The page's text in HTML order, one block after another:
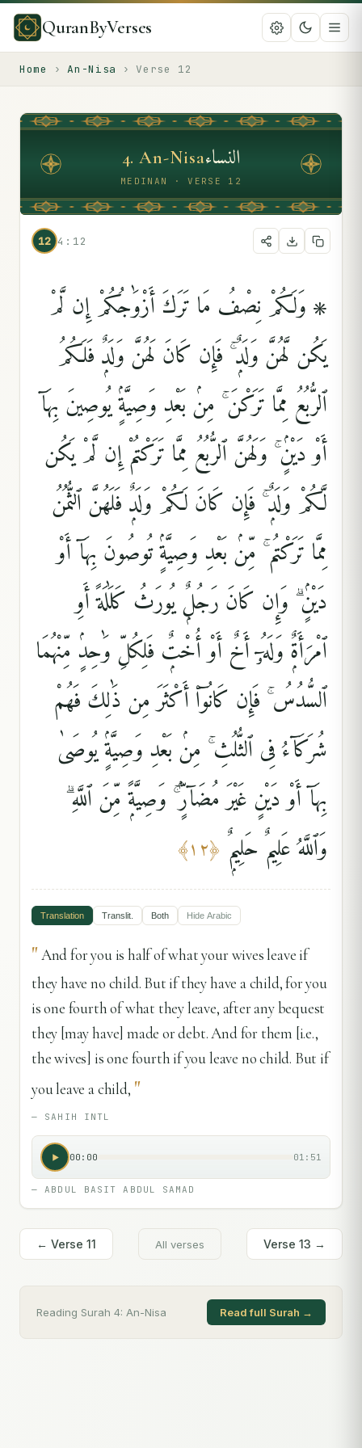
QuranByVerses
Home › An-Nisa › Verse 12
4.An-Nisaالنساء
MEDINAN · VERSE 12
12 4:12
۞ وَلَكُمْ نِصْفُ مَا تَرَكَ أَزْوَٰجُكُمْ إِن لَّمْ
يَكُن لَّهُنَّ وَلَدٌۭ ۚ فَإِن كَانَ لَهُنَّ وَلَدٌۭ فَلَكُمُ
ٱلرُّبُعُ مِمَّا تَرَكْنَ ۚ مِنۢ بَعْدِ وَصِيَّةٍۢ يُوصِينَ بِهَآ
أَوْ دَيْنٍۢ ۚ وَلَهُنَّ ٱلرُّبُعُ مِمَّا تَرَكْتُمْ إِن لَّمْ يَكُن
لَّكُمْ وَلَدٌۭ ۚ فَإِن كَانَ لَكُمْ وَلَدٌۭ فَلَهُنَّ ٱلثُّمُنُ
مِمَّا تَرَكْتُم ۚ مِّنۢ بَعْدِ وَصِيَّةٍۢ تُوصُونَ بِهَآ أَوْ
دَيْنٍۢ ۗ وَإِن كَانَ رَجُلٌۭ يُورَثُ كَلَٰلَةً أَوِ
ٱمْرَأَةٌۭ وَلَهُۥٓ أَخٌ أَوْ أُخْتٌۭ فَلِكُلِّ وَٰحِدٍۢ مِّنْهُمَا
ٱلسُّدُسُ ۚ فَإِن كَانُوٓا۟ أَكْثَرَ مِن ذَٰلِكَ فَهُمْ
شُرَكَآءُ فِى ٱلثُّلُثِ ۚ مِنۢ بَعْدِ وَصِيَّةٍۢ يُوصَىٰ
بِهَآ أَوْ دَيْنٍ غَيْرَ مُضَآرٍّۢ ۚ وَصِيَّةًۭ مِّنَ ٱللَّهِ ۗ
وَٱللَّهُ عَلِيمٌ حَلِيمٌۭ ﴿١٢﴾
Translation Translit. Both Hide Arabic
"And for you is half of what your wives leave if
they have no child. But if they have a child, for you
is one fourth of what they leave, after any bequest
they [may have] made or debt. And for them [i.e.,
the wives] is one fourth if you leave no child. But if
you leave a child, "
— SAHIH INTL
00:00 01:51
—ABDUL BASIT ABDUL SAMAD
← Verse 11 All verses Verse 13 →
Reading Surah 4: An-Nisa Read full Surah →